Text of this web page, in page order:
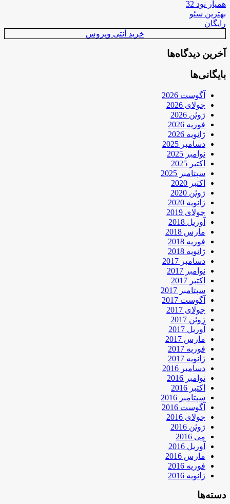
همیار نود 32
بهترین سئو
رایگان
خرید آنتی ویروس
آخرین دیدگاه‌ها
بایگانی‌ها
آگوست 2026
جولای 2026
ژوئن 2026
فوریه 2026
ژانویه 2026
دسامبر 2025
نوامبر 2025
اکتبر 2025
سپتامبر 2025
اکتبر 2020
ژوئن 2020
ژانویه 2020
جولای 2019
آوریل 2018
مارس 2018
فوریه 2018
ژانویه 2018
دسامبر 2017
نوامبر 2017
اکتبر 2017
سپتامبر 2017
آگوست 2017
جولای 2017
ژوئن 2017
آوریل 2017
مارس 2017
فوریه 2017
ژانویه 2017
دسامبر 2016
نوامبر 2016
اکتبر 2016
سپتامبر 2016
آگوست 2016
جولای 2016
ژوئن 2016
می 2016
آوریل 2016
مارس 2016
فوریه 2016
ژانویه 2016
دسته‌ها